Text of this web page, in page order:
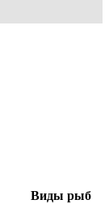
Виды рыб